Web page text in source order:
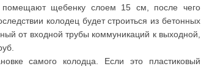
помещают щебенку слоем 15 см, после чего
колодец будет строиться из бетонных
от входной трубы коммуникаций к выходной,
самого колодца. Если это пластиковый